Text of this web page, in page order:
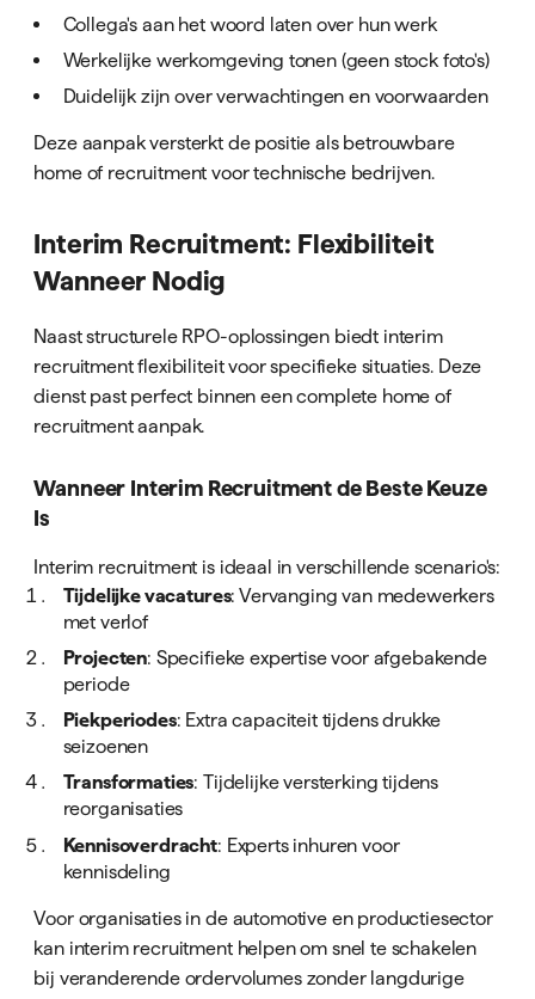
Collega's aan het woord laten over hun werk
Werkelijke werkomgeving tonen (geen stock foto's)
Duidelijk zijn over verwachtingen en voorwaarden
Deze aanpak versterkt de positie als betrouwbare
home of recruitment voor technische bedrijven.
Interim Recruitment: Flexibiliteit
Wanneer Nodig
Naast structurele RPO-oplossingen biedt interim
recruitment flexibiliteit voor specifieke situaties. Deze
dienst past perfect binnen een complete home of
recruitment aanpak.
Wanneer Interim Recruitment de Beste Keuze
Is
Interim recruitment is ideaal in verschillende scenario's:
Tijdelijke vacatures: Vervanging van medewerkers
met verlof
Projecten: Specifieke expertise voor afgebakende
periode
Piekperiodes: Extra capaciteit tijdens drukke
seizoenen
Transformaties: Tijdelijke versterking tijdens
reorganisaties
Kennisoverdracht: Experts inhuren voor
kennisdeling
Voor organisaties in de automotive en productiesector
kan interim recruitment helpen om snel te schakelen
bij veranderende ordervolumes zonder langdurige